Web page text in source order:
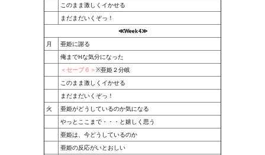
このまま激しくイかせる
まだまだいくぞっ！
≪Week4≫
月
亜姫に謝る
俺までHな気分になった
＜セーブ６＞※亜姫２分岐
このまま激しくイかせる
まだまだいくぞっ！
火
亜姫がどうしているのか気になる
やっとここまで・・・と嬉しく思う
亜姫は、今どうしているのか
亜姫の反応がいとおしい